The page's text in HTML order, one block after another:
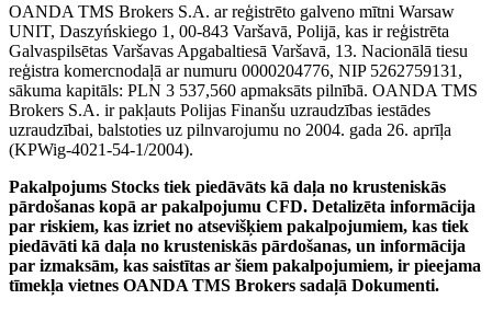
OANDA TMS Brokers S.A. ar reģistrēto galveno mītni Warsaw
UNIT, Daszyńskiego 1, 00-843 Varšavā, Polijā, kas ir reģistrēta
Galvaspilsētas Varšavas Apgabaltiesā Varšavā, 13. Nacionālā tiesu
reģistra komercnodaļā ar numuru 0000204776, NIP 5262759131,
sākuma kapitāls: PLN 3 537,560 apmaksāts pilnībā. OANDA TMS
Brokers S.A. ir pakļauts Polijas Finanšu uzraudzības iestādes
uzraudzībai, balstoties uz pilnvarojumu no 2004. gada 26. aprīļa
(KPWig-4021-54-1/2004).
Pakalpojums Stocks tiek piedāvāts kā daļa no krusteniskās
pārdošanas kopā ar pakalpojumu CFD. Detalizēta informācija
par riskiem, kas izriet no atsevišķiem pakalpojumiem, kas tiek
piedāvāti kā daļa no krusteniskās pārdošanas, un informācija
par izmaksām, kas saistītas ar šiem pakalpojumiem, ir pieejama
tīmekļa vietnes OANDA TMS Brokers sadaļā Dokumenti.